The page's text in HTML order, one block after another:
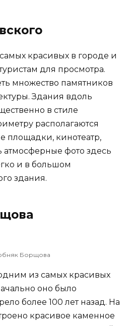
красивых в городе и
для просмотра.
множество памятников
Здания вдоль
в стиле
располагаются
площадки, кинотеатр,
атмосферные фото здесь
и в большом
здания.
Борщова
из самых красивых
оно было
более 100 лет назад. На
красивое каменное